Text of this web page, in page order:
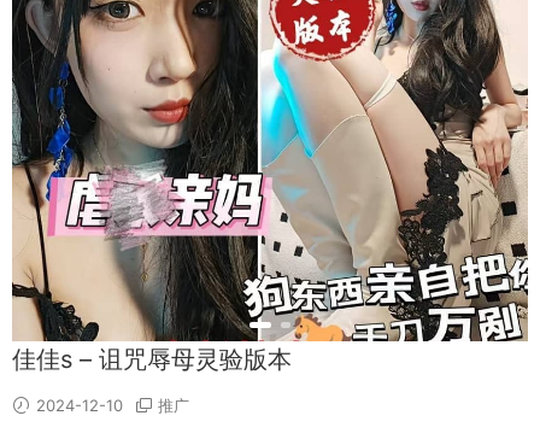
佳佳s – 诅咒辱母灵验版本
2024-12-10 推广